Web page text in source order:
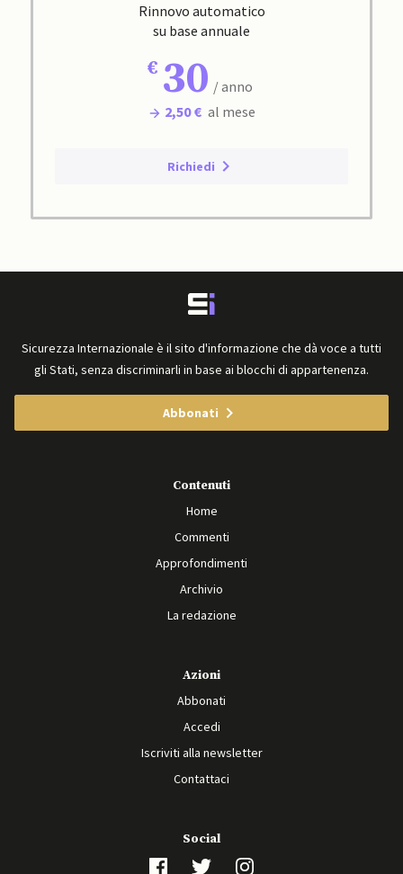
Rinnovo automatico
su base annuale
30 / anno
2,50 € al mese
Richiedi
Sicurezza Internazionale è il sito d'informazione che dà voce a tutti
gli Stati, senza discriminarli in base ai blocchi di appartenenza.
Abbonati
Contenuti
Home
Commenti
Approfondimenti
Archivio
La redazione
Azioni
Abbonati
Accedi
Iscriviti alla newsletter
Contattaci
Social